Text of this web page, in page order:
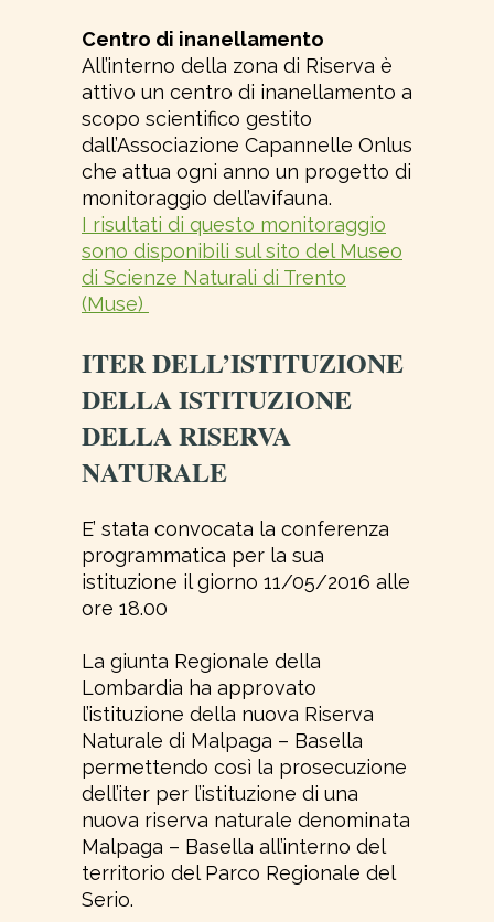
Centro di inanellamento
All’interno della zona di Riserva è
attivo un centro di inanellamento a
scopo scientifico gestito
dall’Associazione Capannelle Onlus
che attua ogni anno un progetto di
monitoraggio dell’avifauna.
I risultati di questo monitoraggio
sono disponibili sul sito del Museo
di Scienze Naturali di Trento
(Muse)
ITER DELL’ISTITUZIONE
DELLA ISTITUZIONE
DELLA RISERVA
NATURALE
E’ stata convocata la conferenza
programmatica per la sua
istituzione il giorno 11/05/2016 alle
ore 18.00
La giunta Regionale della
Lombardia ha approvato
l’istituzione della nuova Riserva
Naturale di Malpaga – Basella
permettendo così la prosecuzione
dell’iter per l’istituzione di una
nuova riserva naturale denominata
Malpaga – Basella all’interno del
territorio del Parco Regionale del
Serio.